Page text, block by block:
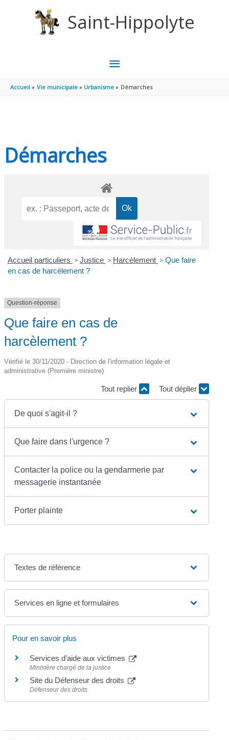
Saint-Hippolyte
MENU
PRINCIPAL
Accueil Vie municipale Urbanisme Démarches
Démarches
Accueil particuliers > Justice > Harcèlement > Que faire
en cas de harcèlement ?
Question-réponse
Que faire en cas de
harcèlement ?
Vérifié le 30/11/2020 - Direction de l'information légale et
administrative (Première ministre)
Tout replier Tout déplier
De quoi s'agit-il ?
Que faire dans l'urgence ?
Contacter la police ou la gendarmerie par
messagerie instantanée
Porter plainte
Textes de référence
Services en ligne et formulaires
Pour en savoir plus
Services d’aide aux victimes
Ministère chargé de la justice
Site du Défenseur des droits
Défenseur des droits